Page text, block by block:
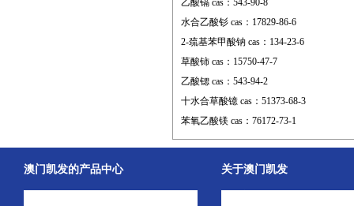
乙酸镉 cas：543-90-8
水合乙酸钐 cas：17829-86-6
2-巯基苯甲酸钠 cas：134-23-6
草酸铈 cas：15750-47-7
乙酸锶 cas：543-94-2
十水合草酸镱 cas：51373-68-3
苯氧乙酸镁 cas：76172-73-1
澳门凯发的产品中心 关于澳门凯发